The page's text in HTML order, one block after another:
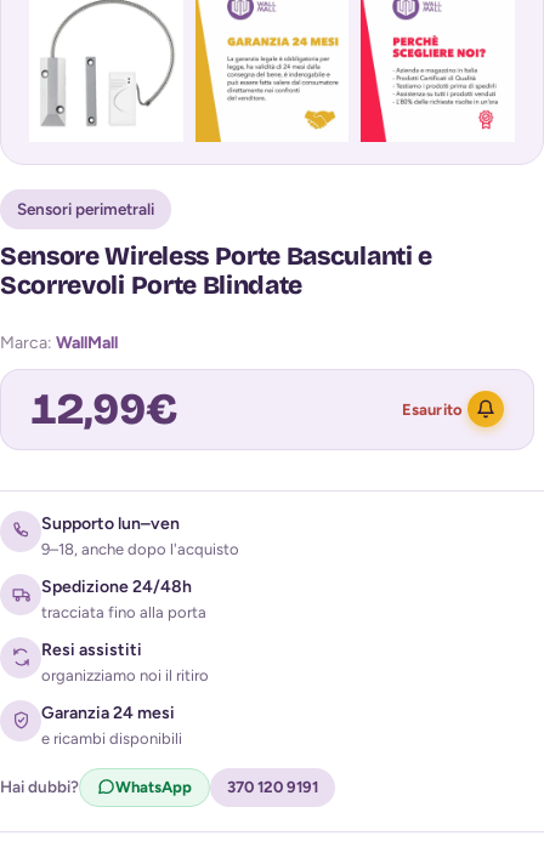
Sensori perimetrali
Sensore Wireless Porte Basculanti e
Scorrevoli Porte Blindate
Marca: WallMall
12,99€ Esaurito
Acconsento al trattamento dei miei dati per ricevere
l'avviso di disponibilità (
Privacy Policy)
Supporto lun–ven
9–18, anche dopo l'acquisto
Spedizione 24/48h
tracciata fino alla porta
Resi assistiti
organizziamo noi il ritiro
Garanzia 24 mesi
e ricambi disponibili
Hai dubbi? WhatsApp 370 120 9191